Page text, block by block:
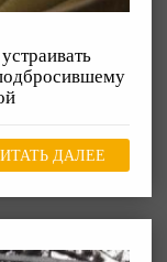
ДАЛЕЕ